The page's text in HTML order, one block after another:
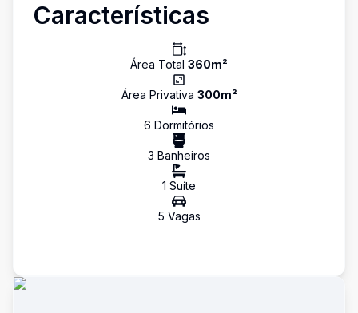
Características
Área Total 360m²
Área Privativa 300m²
6 Dormitórios
3 Banheiros
1 Suíte
5 Vagas